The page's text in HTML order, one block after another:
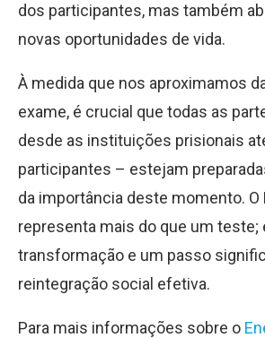
dos participantes, mas também
novas oportunidades de vida.
À medida que nos aproximamos
exame, é crucial que todas as
desde as instituições prisionais
participantes – estejam
da importância deste momento. O
representa mais do que um teste;
transformação e um passo
reintegração social efetiva.
Para mais informações sobre o